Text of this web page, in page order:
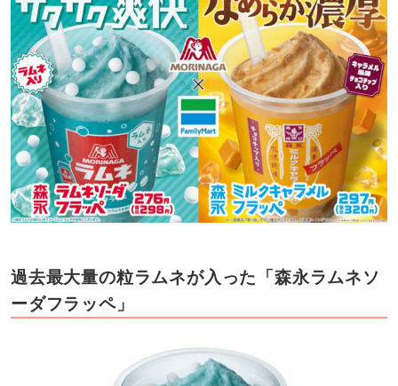
過去最大量の粒ラムネが入った「森永ラムネソ
ーダフラッペ」